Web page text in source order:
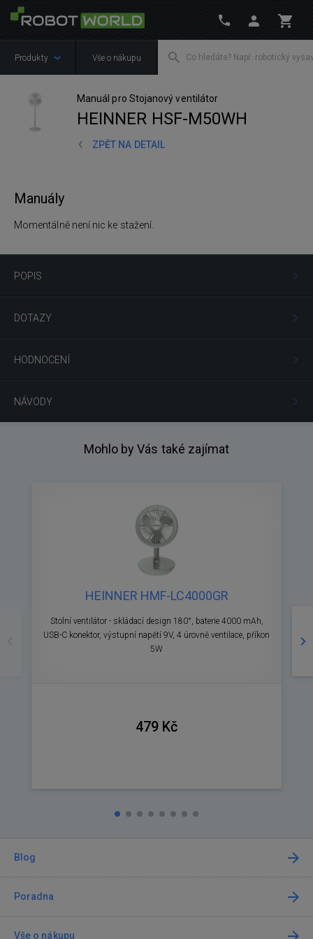
Produkty Vše o nákupu
Manuál pro Stojanový ventilátor
HEINNER HSF-M50WH
ZPĚT NA DETAIL
POPIS
DOTAZY
HODNOCENÍ
NÁVODY
Manuály
Momentálně není nic ke stažení.
Mohlo by Vás také zajímat
HEINNER HMF-LC4000GR
Stolní ventilátor - skládací design 180°, baterie 4000 mAh,
USB-C konektor, výstupní napětí 9V, 4 úrovně ventilace, příkon
5W
479 Kč
Blog
Poradna
Vše o nákupu